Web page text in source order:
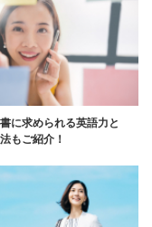
に求められる英語力と
もご紹介！